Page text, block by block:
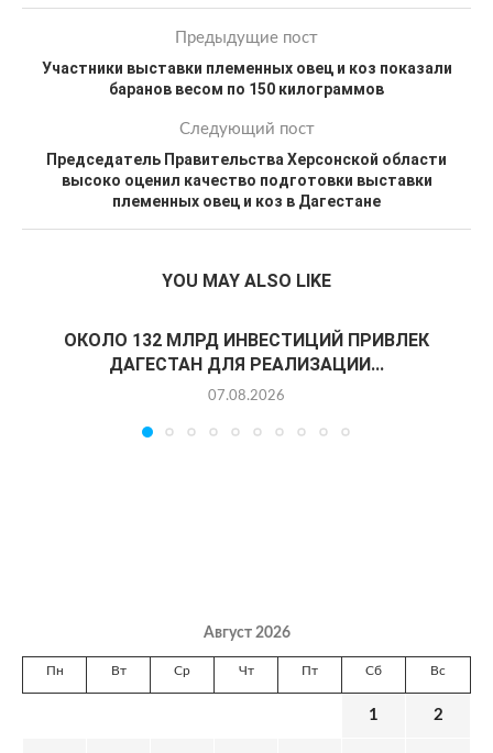
Предыдущие пост
Участники выставки племенных овец и коз показали
баранов весом по 150 килограммов
Следующий пост
Председатель Правительства Херсонской области
высоко оценил качество подготовки выставки
племенных овец и коз в Дагестане
YOU MAY ALSO LIKE
ОКОЛО 132 МЛРД ИНВЕСТИЦИЙ ПРИВЛЕК
ДАГЕСТАН ДЛЯ РЕАЛИЗАЦИИ...
07.08.2026
Август 2026
Пн Вт Ср Чт Пт Сб Вс
1 2